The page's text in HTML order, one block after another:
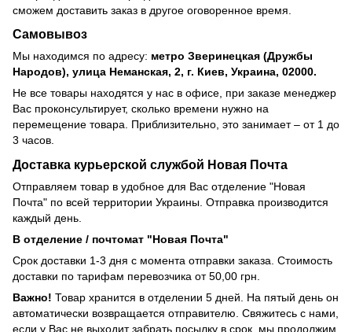
сможем доставить заказ в другое оговоренное время.
Самовывоз
Мы находимся по адресу: метро Зверинецкая (Дружбы
Народов), улица Неманская, 2, г. Киев, Украина, 02000.
Не все товары находятся у нас в офисе, при заказе менеджер
Вас проконсультирует, сколько времени нужно на
перемещение товара. Приблизительно, это занимает – от 1 до
3 часов.
Доставка курьерской службой Новая Почта
Отправляем товар в удобное для Вас отделение "Новая
Почта" по всей территории Украины. Отправка производится
каждый день.
В отделение / почтомат "Новая Почта"
Срок доставки 1-3 дня с момента отправки заказа. Стоимость
доставки по тарифам перевозчика от 50,00 грн.
Важно! Товар хранится в отделении 5 дней. На пятый день он
автоматически возвращается отправителю. Свяжитесь с нами,
если у Вас не выходит забрать посылку в срок, мы продолжим